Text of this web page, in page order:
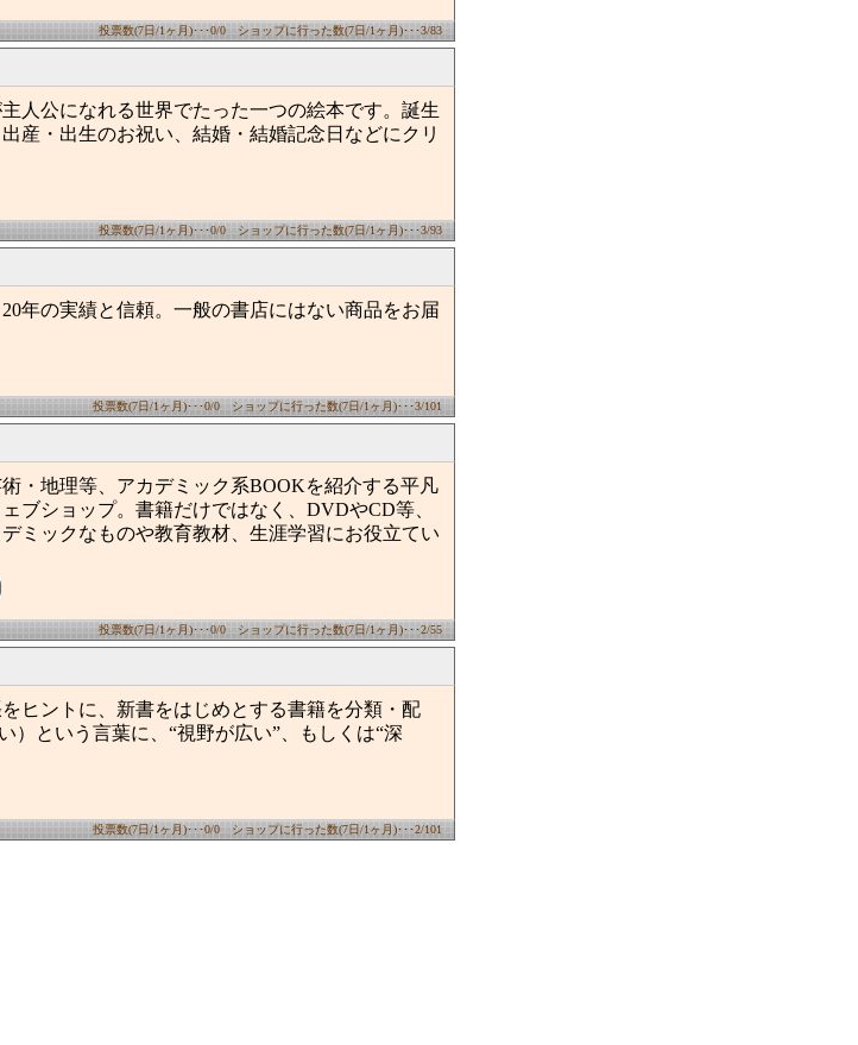
投票数(7日/1ヶ月)･･･0/0 ショップに行った数(7日/1ヶ月)･･･3/83
人公になれる世界でたった一つの絵本です。誕生
産・出生のお祝い、結婚・結婚記念日などにクリ
投票数(7日/1ヶ月)･･･0/0 ショップに行った数(7日/1ヶ月)･･･3/93
年の実績と信頼。一般の書店にはない商品をお届
投票数(7日/1ヶ月)･･･0/0 ショップに行った数(7日/1ヶ月)･･･3/101
・地理等、アカデミック系BOOKを紹介する平凡
ブショップ。書籍だけではなく、DVDやCD等、
ミックなものや教育教材、生涯学習にお役立てい
投票数(7日/1ヶ月)･･･0/0 ショップに行った数(7日/1ヶ月)･･･2/55
ヒントに、新書をはじめとする書籍を分類・配
）という言葉に、“視野が広い”、もしくは“深
投票数(7日/1ヶ月)･･･0/0 ショップに行った数(7日/1ヶ月)･･･2/101